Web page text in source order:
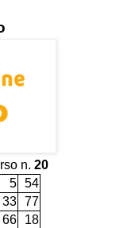
n. 20
5 54
33 77
66
18